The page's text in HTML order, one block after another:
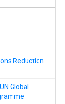
Reduction
UN Global